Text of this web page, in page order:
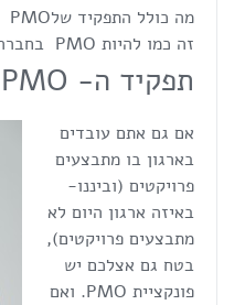
זה כמו להיות PMO בחברה מסוג אחר?
תפקיד ה- PMO
אם גם אתם עובדים
בארגון בו מתבצעים
פרויקטים (וביננו-
באיזה ארגון היום לא
מתבצעים פרויקטים),
בטח גם אצלכם יש
פונקציית PMO. ואם